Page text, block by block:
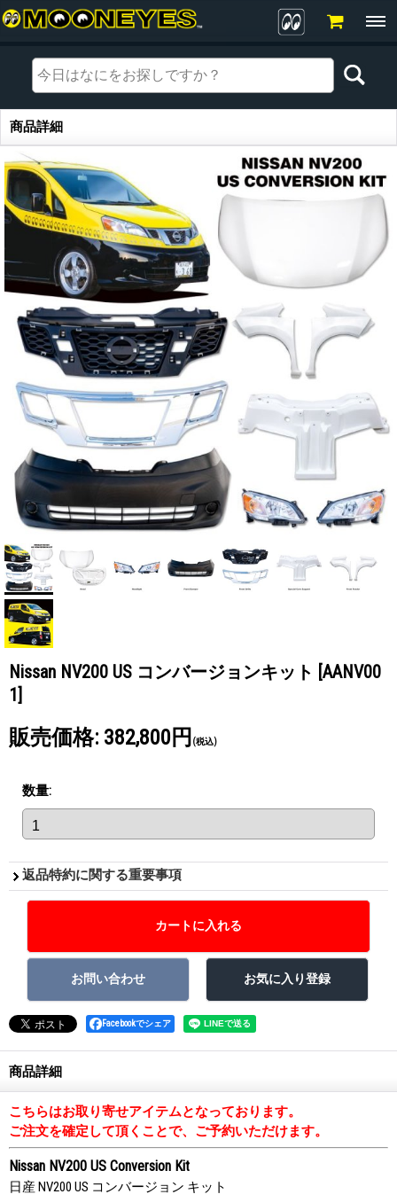
商品詳細
商品詳細
Nissan NV200 US コンバージョンキット [AANV00
1]
販売価格: 382,800円 (税込)
数量:
返品特約に関する重要事項
Facebookでシェア
商品詳細
こちらはお取り寄せアイテムとなっております。
ご注文を確定して頂くことで、ご予約いただけます。
Nissan NV200 US Conversion Kit
日産 NV200 US コンバージョン キット